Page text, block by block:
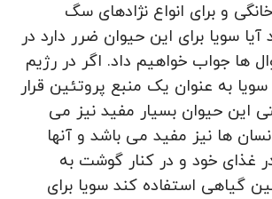
و برای انواع نژادهای سگ
سویا برای این حیوان ضرر دارد در
ها جواب خواهیم داد. اگر در رژیم
به عنوان یک منبع پروتئین قرار
این حیوان بسیار مفید نیز می
ها نیز مفید می باشد و آنها
غذای خود و در کنار گوشت به
گیاهی استفاده کند سویا برای